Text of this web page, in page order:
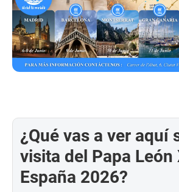
¿Qué vas a ver aquí
visita del Papa León
España 2026?